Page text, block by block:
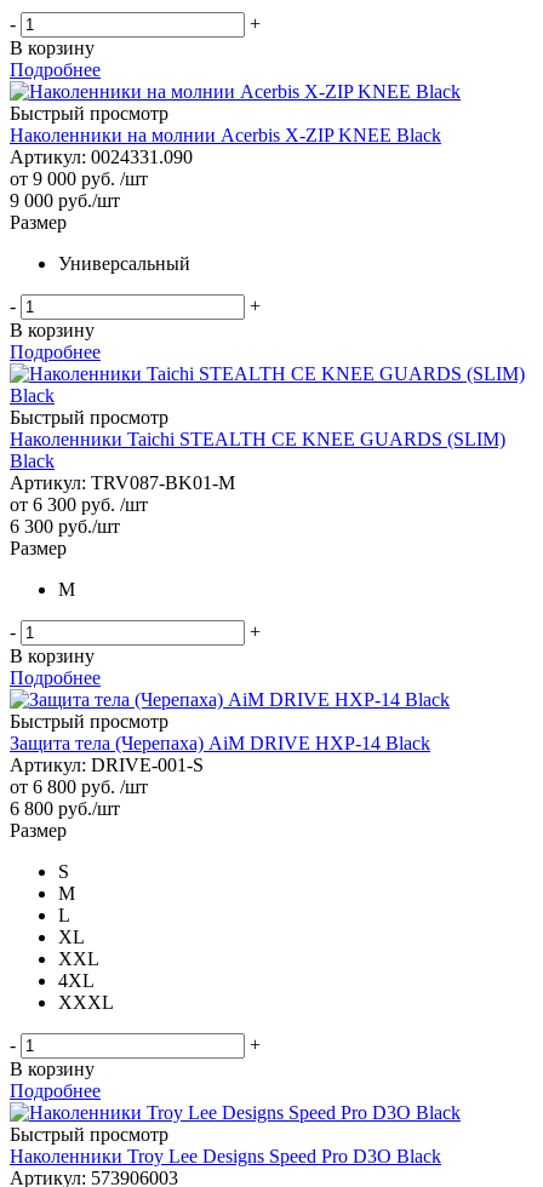
-
+
В корзину
Подробнее
Быстрый просмотр
Наколенники на молнии Acerbis X-ZIP KNEE Black
Артикул: 0024331.090
от 9 000 руб. /шт
9 000 руб./шт
Размер
Универсальный
-
+
В корзину
Подробнее
Быстрый просмотр
Наколенники Taichi STEALTH CE KNEE GUARDS (SLIM)
Black
Артикул: TRV087-BK01-M
от 6 300 руб. /шт
6 300 руб./шт
Размер
M
-
+
В корзину
Подробнее
Быстрый просмотр
Защита тела (Черепаха) AiM DRIVE HXP-14 Black
Артикул: DRIVE-001-S
от 6 800 руб. /шт
6 800 руб./шт
Размер
S
M
L
XL
XXL
4XL
XXXL
-
+
В корзину
Подробнее
Быстрый просмотр
Наколенники Troy Lee Designs Speed Pro D3O Black
Артикул: 573906003